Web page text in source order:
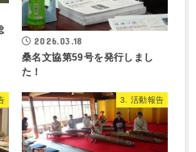
2026.03.18
桑名文協第59号を発行しまし
た！
3. 活動報告